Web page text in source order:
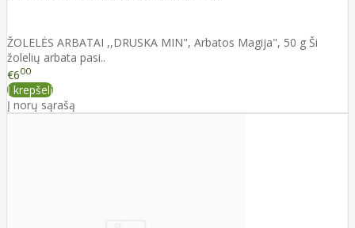
ŽOLELĖS ARBATAI ,,DRUSKA MIN", Arbatos Magija", 50 g Ši
žolelių arbata pasi..
€600
Į krepšelį
Į norų sąrašą